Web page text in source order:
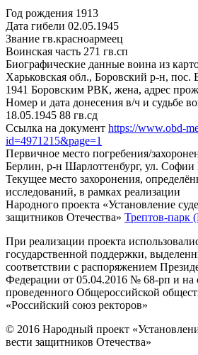
Год рождения 1913
Дата гибели 02.05.1945
Звание гв.красноармеец
Воинская часть 271 гв.сп
Биографические данные воина из
Харьковская обл., Боровский р-н, пос.
1941 Боровским РВК, жена, адрес
Номер и дата донесения в/ч и судьбе
18.05.1945 88 гв.сд
Ссылка на документ https://www.obd-
id=4971215&page=1
Первичное место погребения/
Берлин, р-н Шарлоттенбург, ул.
Текущее место захоронения,
исследований, в рамках реализации
Народного проекта «Установление
защитников Отечества» Трептов-парк
При реализации проекта
государственной поддержки,
соответствии с распоряжением
Федерации от 05.04.2016 № 68-рп и на
проведенного Общероссийской
«Российский союз ректоров»
© 2016 Народный проект
вести защитников Отечества»